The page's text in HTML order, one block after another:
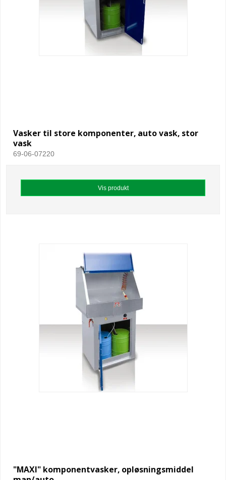
Vasker til store komponenter, auto vask, stor
vask
69-06-07220
Vis produkt
"MAXI" komponentvasker, opløsningsmiddel